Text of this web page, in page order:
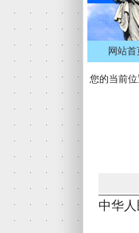
网站首
您的当前位
中华